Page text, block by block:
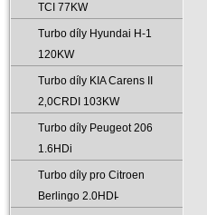
TCI 77KW
Turbo díly Hyundai H-1
120KW
Turbo díly KIA Carens II
2‚0CRDI 103KW
Turbo díly Peugeot 206
1.6HDi
Turbo díly pro Citroen
Berlingo 2.0HDI̵